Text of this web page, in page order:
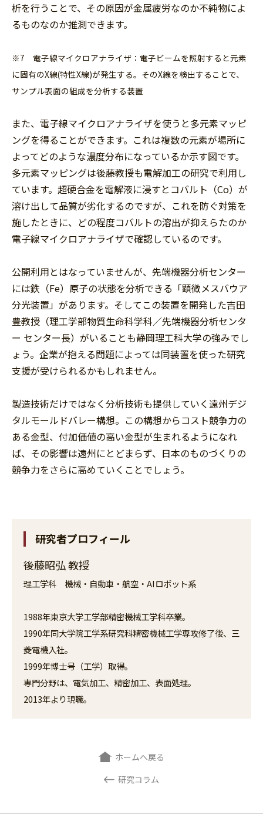
析を行うことで、その原因が金属疲労なのか不純物によ
るものなのか推測できます。
※7 電子線マイクロアナライザ：電子ビームを照射すると元素
に固有のX線(特性X線)が発生する。そのX線を検出することで、
サンプル表面の組成を分析する装置
また、電子線マイクロアナライザを使うと多元素マッピ
ングを得ることができます。これは複数の元素が場所に
よってどのような濃度分布になっているか示す図です。
多元素マッピングは後藤教授も電解加工の研究で利用し
ています。超硬合金を電解液に浸すとコバルト（Co）が
溶け出して品質が劣化するのですが、これを防ぐ対策を
施したときに、どの程度コバルトの溶出が抑えらたのか
電子線マイクロアナライザで確認しているのです。
公開利用とはなっていませんが、先端機器分析センター
には鉄（Fe）原子の状態を分析できる「顕微メスバウア
分光装置」があります。そしてこの装置を開発した吉田
豊教授（理工学部物質生命科学科／先端機器分析センタ
ー センター長）がいることも静岡理工科大学の強みでし
ょう。企業が抱える問題によっては同装置を使った研究
支援が受けられるかもしれません。
製造技術だけではなく分析技術も提供していく遠州デジ
タルモールドバレー構想。この構想からコスト競争力の
ある金型、付加価値の高い金型が生まれるようになれ
ば、その影響は遠州にとどまらず、日本のものづくりの
競争力をさらに高めていくことでしょう。
研究者プロフィール
後藤昭弘 教授
理工学科 機械・自動車・航空・AIロボット系
1988年東京大学工学部精密機械工学科卒業。
1990年同大学院工学系研究科精密機械工学専攻修了後、三
菱電機入社。
1999年博士号（工学）取得。
専門分野は、電気加工、精密加工、表面処理。
2013年より現職。
研究コラム
ホームへ戻る